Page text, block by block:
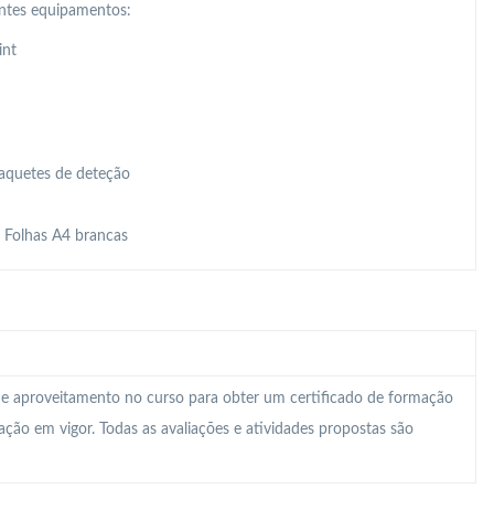
equipamentos:
de deteção
A4 brancas
aproveitamento no curso para obter um certificado de formação
em vigor. Todas as avaliações e atividades propostas são